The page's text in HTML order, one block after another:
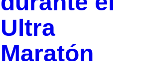
Ultra
Maratón